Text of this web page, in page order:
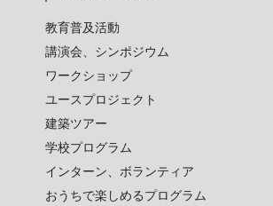
教育普及活動
講演会、シンポジウム
ワークショップ
ユースプロジェクト
建築ツアー
学校プログラム
インターン、ボランティア
おうちで楽しめるプログラム